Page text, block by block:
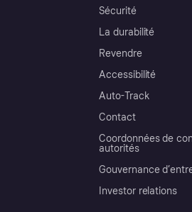
Sécurité
La durabilité
Revendre
Accessibilité
Auto-Track
Contact
Coordonnées de
autorités
Gouvernance
Investor relations